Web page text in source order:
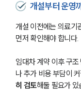
개설부터 운영
개설 이전에는 의료기
먼저 확인해야 합니다.
임대차 계약 이후 구
나 추가 비용 부담이
히 검토해둘 필요가 있